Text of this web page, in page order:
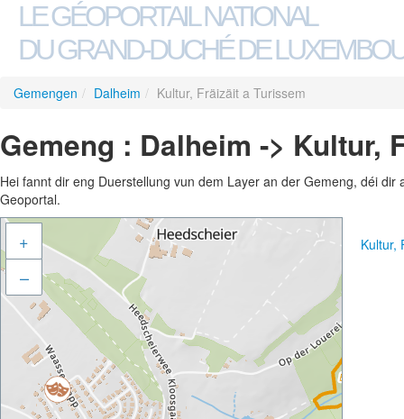
LE GÉOPORTAIL NATIONAL
DU GRAND-DUCHÉ DE
Gemengen / Dalheim / Kultur, Fräizäit a Turissem
Gemeng : Dalheim -> Kultur,
Hei fannt dir eng Duerstellung vun dem Layer an der Gemeng, déi
Geoportal.
+
–
Kultur,